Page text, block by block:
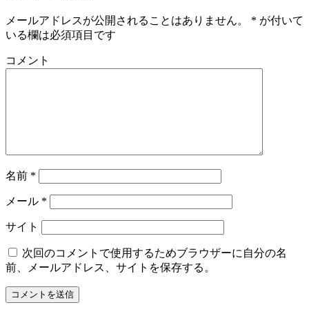
メールアドレスが公開されることはありません。 * が付いて
いる欄は必須項目です
コメント
名前 *
メール *
サイト
次回のコメントで使用するためブラウザーに自分の名
前、メールアドレス、サイトを保存する。